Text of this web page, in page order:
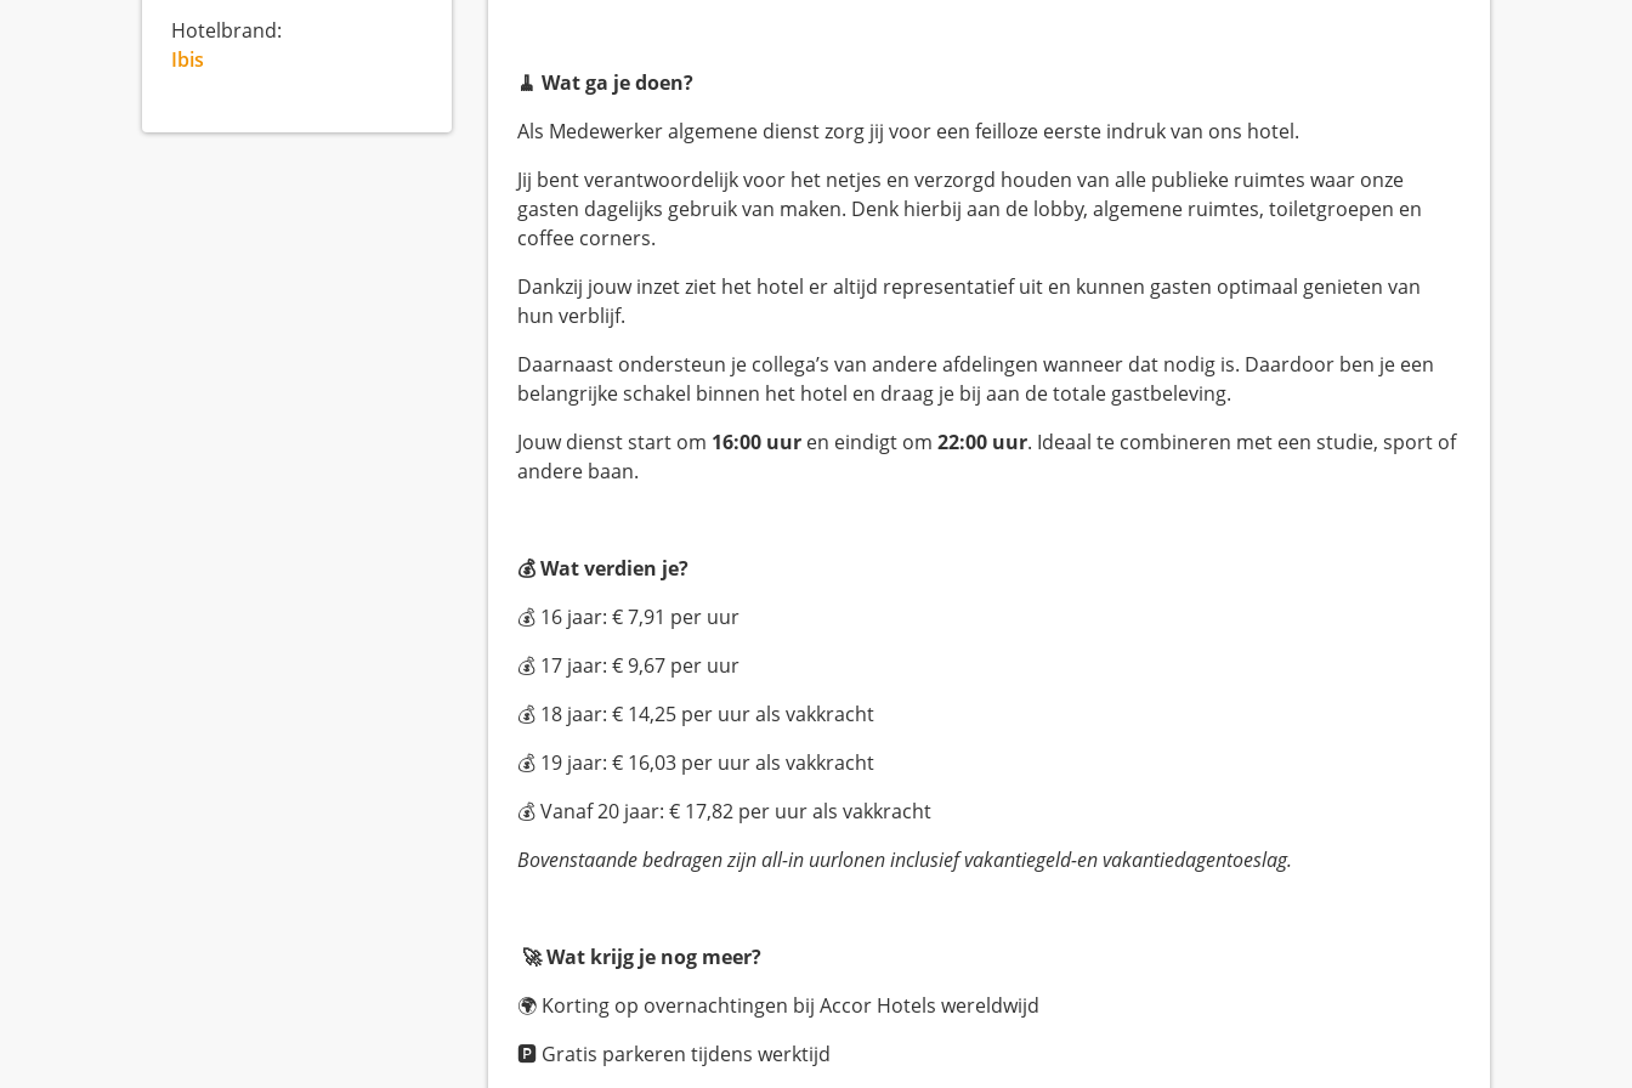
🧹 Wat ga je doen?
Als Medewerker algemene dienst zorg jij voor een feilloze eerste indruk van ons hotel.
Jij bent verantwoordelijk voor het netjes en verzorgd houden van alle publieke ruimtes waar onze
gasten dagelijks gebruik van maken. Denk hierbij aan de lobby, algemene ruimtes, toiletgroepen en
coffee corners.
Dankzij jouw inzet ziet het hotel er altijd representatief uit en kunnen gasten optimaal genieten van
hun verblijf.
Daarnaast ondersteun je collega’s van andere afdelingen wanneer dat nodig is. Daardoor ben je een
belangrijke schakel binnen het hotel en draag je bij aan de totale gastbeleving.
Jouw dienst start om 16:00 uur en eindigt om 22:00 uur. Ideaal te combineren met een studie, sport of
andere baan.
💰 Wat verdien je?
💰 16 jaar: € 7,91 per uur
💰 17 jaar: € 9,67 per uur
💰 18 jaar: € 14,25 per uur als vakkracht
💰 19 jaar: € 16,03 per uur als vakkracht
💰 Vanaf 20 jaar: € 17,82 per uur als vakkracht
Bovenstaande bedragen zijn all-in uurlonen inclusief vakantiegeld-en vakantiedagentoeslag.
🚀 Wat krijg je nog meer?
🌍 Korting op overnachtingen bij Accor Hotels wereldwijd
🅿️ Gratis parkeren tijdens werktijd
Hotelbrand:
Ibis